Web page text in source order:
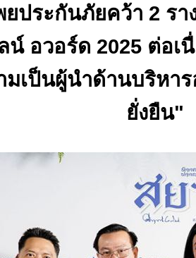
ประกันภัยคว้า 2 รา
น์ อวอร์ด 2025 ต่อเ
มเป็นผู้นำด้านบริหา
ยั่งยืน"